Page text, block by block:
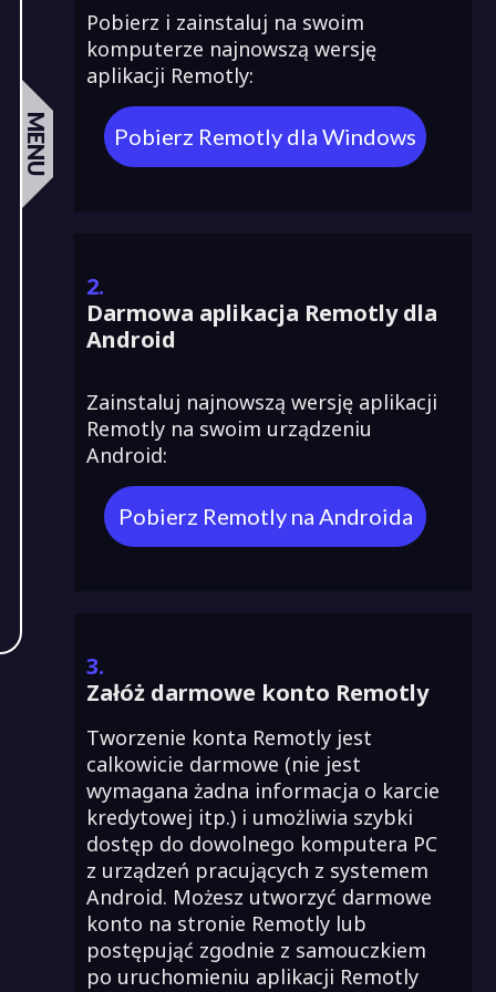
MENU
Pobierz i zainstaluj na swoim
komputerze najnowszą wersję
aplikacji Remotly:
Pobierz Remotly dla Windows
2.
Darmowa aplikacja Remotly dla
Android
Zainstaluj najnowszą wersję aplikacji
Remotly na swoim urządzeniu
Android:
Pobierz Remotly na Androida
3.
Załóż darmowe konto Remotly
Tworzenie konta Remotly jest
calkowicie darmowe (nie jest
wymagana żadna informacja o karcie
kredytowej itp.) i umożliwia szybki
dostęp do dowolnego komputera PC
z urządzeń pracujących z systemem
Android. Możesz utworzyć darmowe
konto na stronie Remotly lub
postępująć zgodnie z samouczkiem
po uruchomieniu aplikacji Remotly